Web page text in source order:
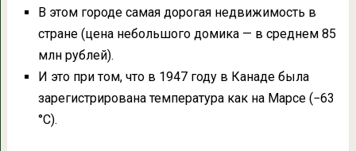
В этом городе самая дорогая недвижимость в
стране (цена небольшого домика — в среднем 85
млн рублей).
И это при том, что в 1947 году в Канаде была
зарегистрирована температура как на Марсе (−63
°C).